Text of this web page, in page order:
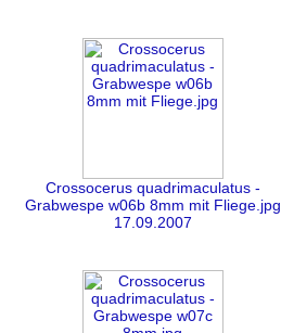
Crossocerus quadrimaculatus -
Grabwespe w06b 8mm mit Fliege.jpg
17.09.2007